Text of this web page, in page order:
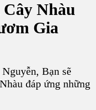
Cây Nhàu
Gia
Bạn sẽ
đáp ứng những